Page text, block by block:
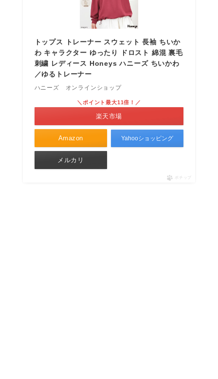
トップス トレーナー スウェット 長袖 ちいか
わ キャラクター ゆったり ドロスト 綿混 裏毛
刺繍 レディース Honeys ハニーズ ちいかわ
／ゆるトレーナー
ハニーズ オンラインショップ
Amazon
＼ポイント最大11倍！／
楽天市場
Yahooショッピング
メルカリ
ポチップ